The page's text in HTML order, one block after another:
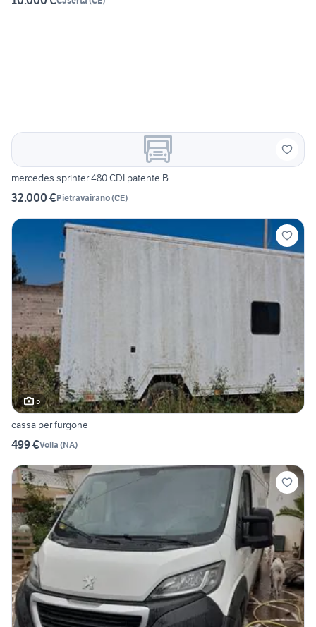
mercedes sprinter 480 CDI patente B
32.000 €Pietravairano(CE)
5
cassa per furgone
499 €Volla (NA)